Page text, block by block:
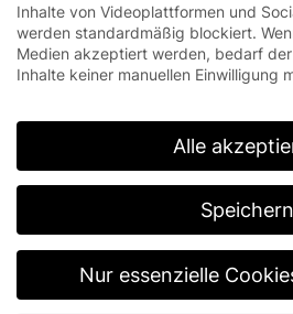
Die
für das
passende
Inhalte von Videoplattformen und
werden standardmäßig blockiert.
Medien akzeptiert werden, bedarf
Inhalte keiner manuellen Einwilligung
Alle
Speichern
Nur essenzielle